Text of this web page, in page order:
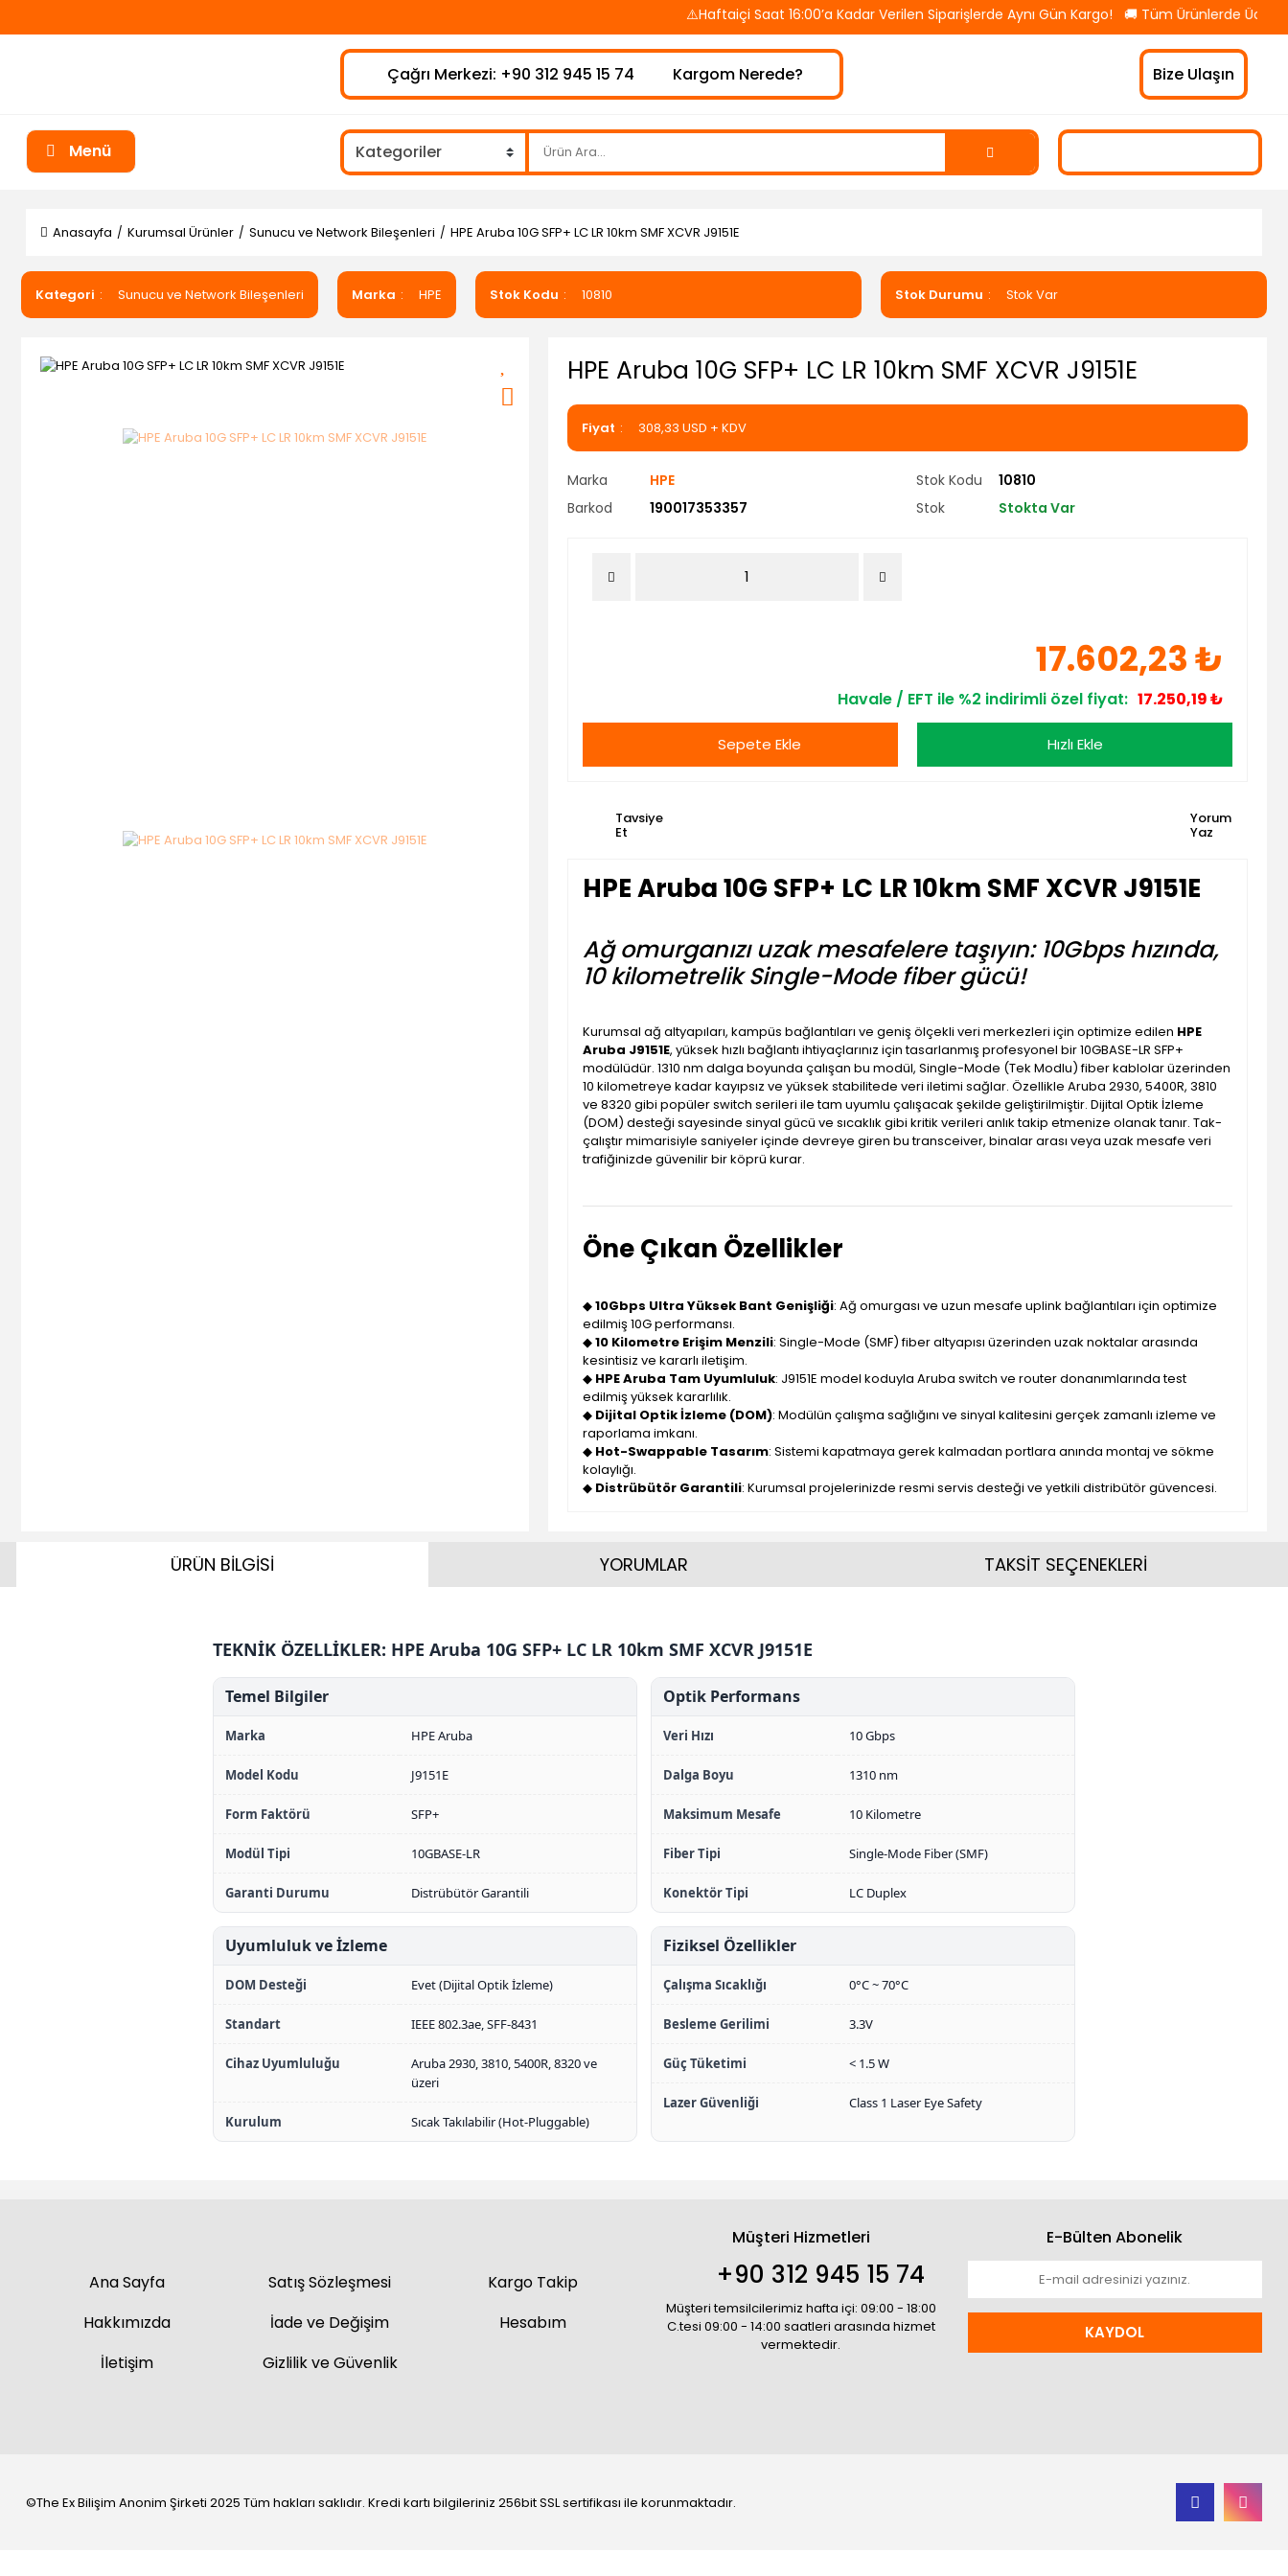
⚠️Haftaiçi Saat 16:00’a Kadar Verilen Siparişlerde Aynı Gün Kargo! 🚚 Tüm Ürünlerde
Çağrı Merkezi: +90 312 945 15 74 Kargom Nerede? Bize Ulaşın
Menü
Anasayfa Kurumsal Ürünler Sunucu ve Network Bileşenleri HPE Aruba 10G SFP+ LC LR 10km SMF XCVR J9151E
Kategori Sunucu ve Network Bileşenleri Marka HPE Stok Kodu 10810 Stok Durumu Stok Var
HPE Aruba 10G SFP+ LC LR 10km SMF XCVR J9151E
Fiyat 308,33 USD + KDV
Marka HPE Stok Kodu
10810
Barkod
190017353357 Stok Stokta Var
17.602,23 ₺
Havale / EFT ile %2 indirimli özel fiyat: 17.250,19 ₺
Sepete Ekle Hızlı Ekle
Tavsiye
Et
Yorum
Yaz
HPE Aruba 10G SFP+ LC LR 10km SMF XCVR J9151E
Ağ omurganızı uzak mesafelere taşıyın: 10Gbps hızında,
10 kilometrelik Single-Mode fiber gücü!
Kurumsal ağ altyapıları, kampüs bağlantıları ve geniş ölçekli veri merkezleri için optimize edilen HPE
Aruba J9151E, yüksek hızlı bağlantı ihtiyaçlarınız için tasarlanmış profesyonel bir 10GBASE-LR SFP+
modülüdür. 1310 nm dalga boyunda çalışan bu modül, Single-Mode (Tek Modlu) fiber kablolar üzerinden
10 kilometreye kadar kayıpsız ve yüksek stabilitede veri iletimi sağlar. Özellikle Aruba 2930, 5400R, 3810
ve 8320 gibi popüler switch serileri ile tam uyumlu çalışacak şekilde geliştirilmiştir. Dijital Optik İzleme
(DOM) desteği sayesinde sinyal gücü ve sıcaklık gibi kritik verileri anlık takip etmenize olanak tanır. Tak-
çalıştır mimarisiyle saniyeler içinde devreye giren bu transceiver, binalar arası veya uzak mesafe veri
trafiğinizde güvenilir bir köprü kurar.
Öne Çıkan Özellikler
◆10Gbps Ultra Yüksek Bant Genişliği: Ağ omurgası ve uzun mesafe uplink bağlantıları için optimize
edilmiş 10G performansı.
◆10 Kilometre Erişim Menzili: Single-Mode (SMF) fiber altyapısı üzerinden uzak noktalar arasında
kesintisiz ve kararlı iletişim.
◆ HPE Aruba Tam Uyumluluk: J9151E model koduyla Aruba switch ve router donanımlarında test
edilmiş yüksek kararlılık.
◆ Dijital Optik İzleme (DOM): Modülün çalışma sağlığını ve sinyal kalitesini gerçek zamanlı izleme ve
raporlama imkanı.
◆ Hot-Swappable Tasarım: Sistemi kapatmaya gerek kalmadan portlara anında montaj ve sökme
kolaylığı.
◆ Distrübütör Garantili: Kurumsal projelerinizde resmi servis desteği ve yetkili distribütör güvencesi.
ÜRÜN BİLGİSİ
TEKNİK ÖZELLİKLER: HPE Aruba 10G SFP+ LC LR 10km SMF XCVR J9151E
Temel Bilgiler
Marka HPE Aruba
Model Kodu J9151E
Form Faktörü SFP+
Modül Tipi 10GBASE-LR
Garanti Durumu Distrübütör Garantili
Optik Performans
Veri Hızı 10 Gbps
Dalga Boyu 1310 nm
Maksimum Mesafe 10 Kilometre
Fiber Tipi Single-Mode Fiber (SMF)
Konektör Tipi LC Duplex
Uyumluluk ve İzleme
DOM Desteği Evet (Dijital Optik İzleme)
Standart IEEE 802.3ae, SFF-8431
Cihaz Uyumluluğu
Aruba 2930, 3810, 5400R, 8320 ve
üzeri
Kurulum Sıcak Takılabilir (Hot-Pluggable)
Fiziksel Özellikler
Çalışma Sıcaklığı 0°C ~ 70°C
Besleme Gerilimi 3.3V
Güç Tüketimi < 1.5 W
Lazer Güvenliği Class 1 Laser Eye Safety
YORUMLAR TAKSİT SEÇENEKLERİ
Ana Sayfa
Hakkımızda
İletişim
Satış Sözleşmesi
İade ve Değişim
Gizlilik ve Güvenlik
Kargo Takip
Hesabım
Müşteri Hizmetleri
+90 312 945 15 74
Müşteri temsilcilerimiz hafta içi: 09:00 - 18:00
C.tesi 09:00 - 14:00 saatleri arasında hizmet
vermektedir.
E-Bülten Abonelik
KAYDOL
©The Ex Bilişim Anonim Şirketi 2025 Tüm hakları saklıdır. Kredi kartı bilgileriniz 256bit SSL sertifikası ile korunmaktadır.